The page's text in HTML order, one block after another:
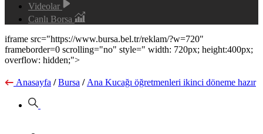
Videolar
Canlı Borsa
iframe src="https://www.bursa.bel.tr/reklam/?w=720"
frameborder=0 scrolling="no" style=" width: 720px; height:400px;
overflow: hidden;">
Anasayfa / Bursa / Ana Kucağı öğretmenleri ikinci döneme hazır